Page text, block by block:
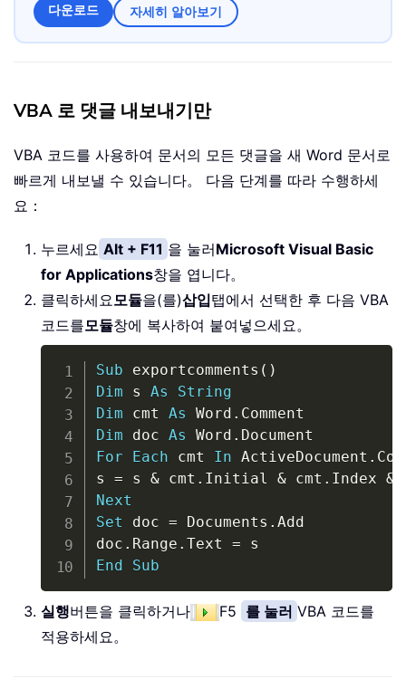
다운로드
자세히 알아보기
VBA 로 댓글 내보내기만
VBA 코드를 사용하여 문서의 모든 댓글을 새 Word 문서로
빠르게 내보낼 수 있습니다。 다음 단계를 따라 수행하세
요：
누르세요 Alt + F11 을 눌러Microsoft Visual Basic
for Applications창을 엽니다。
클릭하세요모듈을(를)삽입탭에서 선택한 후 다음 VBA
코드를모듈창에 복사하여 붙여넣으세요。
Sub exportcomments ( )
Dim s As
String
Dim cmt As Word .
Dim doc As Word .
For
Each cmt In ActiveDocument .
s = s & cmt . Initial & cmt . Index &
Next
Set doc = Documents . Add
doc . Range . Text =
End
Sub
실행버튼을 클릭하거나 F5 를 눌러 VBA 코드를
적용하세요。